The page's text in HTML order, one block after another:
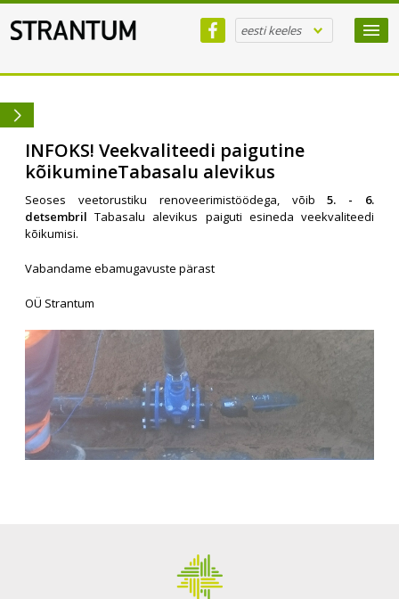
eesti keeles
INFOKS! Veekvaliteedi paigutine
kõikumineTabasalu alevikus
Seoses veetorustiku renoveerimistöödega, võib5. - 6.
detsembril Tabasalu alevikus paiguti esineda veekvaliteedi
kõikumisi.
Vabandame ebamugavuste pärast
OÜ Strantum